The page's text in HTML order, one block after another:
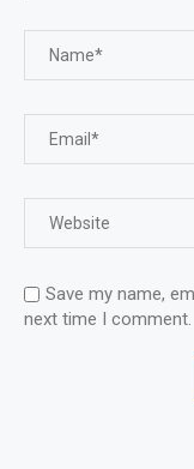
Save my name,
next time I comment.